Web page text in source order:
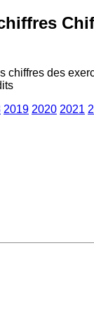
chiffres des
2019 2020 2021